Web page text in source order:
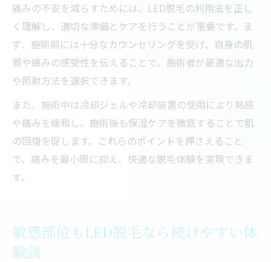
痛みの不安を減らすためには、LED脱毛の利用法を正し
く理解し、適切な準備とケアを行うことが重要です。ま
ず、施術前には十分なカウンセリングを受け、自身の肌
質や痛みの感受性を伝えることで、施術者が最適な出力
や照射方法を選択できます。
また、施術中は冷却ジェルや冷却装置の使用により熱感
や痛みを緩和し、施術後も保湿ケアを徹底することで肌
の回復を促します。これらのポイントを押さえること
で、痛みを最小限に抑え、快適な脱毛体験を実現できま
す。
敏感部位もLED脱毛なら続けやすい体
験談